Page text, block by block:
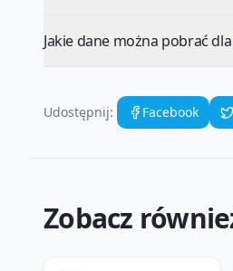
Jakie dane można pobrać
Udostępnij: Facebook
Zobacz